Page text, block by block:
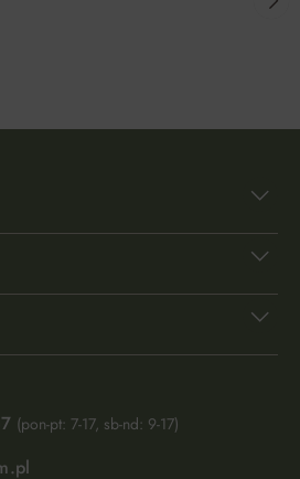
(pon-pt: 7-17, sb-nd: 9-17)